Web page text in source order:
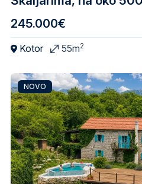
245.000€
Kotor 55m2
NOVO